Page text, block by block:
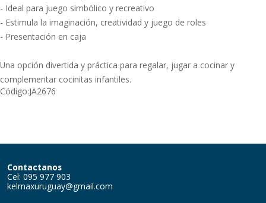
- Ideal para juego simbólico y recreativo
- Estimula la imaginación, creatividad y juego de roles
- Presentación en caja
Una opción divertida y práctica para regalar, jugar a cocinar y
complementar cocinitas infantiles.
Código:JA2676
Contactanos
Cel: 095 977 903
kelmaxuruguay@gmail.com